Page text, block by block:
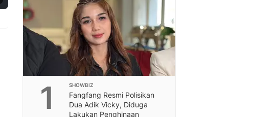
1 SHOWBIZ
Fangfang Resmi Polisikan
Dua Adik Vicky, Diduga
Lakukan Penghinaan